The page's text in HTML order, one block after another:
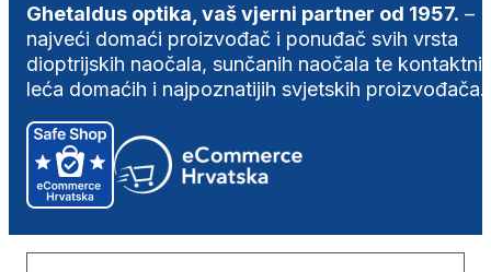
Ghetaldus optika, vaš vjerni partner od 1957. –
najveći domaći proizvođač i ponuđač svih vrsta
dioptrijskih naočala, sunčanih naočala te
leća domaćih i najpoznatijih svjetskih proizvođača.